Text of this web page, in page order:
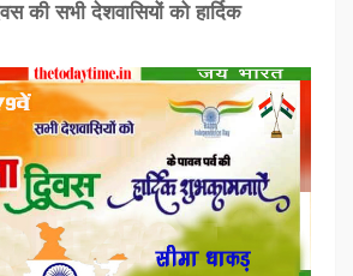
की सभी देशवासियों को हार्दिक